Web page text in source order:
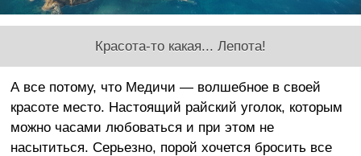
Красота-то какая... Лепота!
А все потому, что Медичи — волшебное в своей
красоте место. Настоящий райский уголок, которым
можно часами любоваться и при этом не
насытиться. Серьезно, порой хочется бросить все